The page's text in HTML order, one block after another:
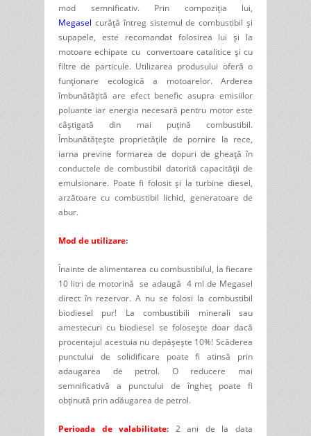
mod semnificativ. Prin compoziţia lui,
Megasel curăță întreg sistemul de combustibil și
supapele, este recomandat folosirea lui şi la
motoare echipate cu convertoare catalitice și cu
filtre de particule. Utilizarea produsului oferă o
funţionare ecologică a motoarelor. Arderea
îmbunătățită are efect benefic asupra emisiilor
poluante iar energia necesară pentru motor este
câştigată din mai puţină combustibil.
Îmbunătățește proprietățile de pornire la rece,
iarna previne formarea de dopuri de gheaţă în
conductele de combustibil datorită capacității de
emulsionare. Poate fi folosit şi la turbine diesel,
arzătoare cu combustibil lichid, generatoare de
abur.
Mod de utilizare:
Înainte de alimentarea cu combustibilul, la fiecare
10 litri de motorină se adaugă 4 ml de Megasel
direct în rezervor. A nu se folosi la combustibil
biodiesel pur! La combustibili minerali sau
amestecuri cu biodiesel se folosește doar dacă
procentajul acestuia nu depășește 10%! Scăderea
punctului de solidificare poate fi atinsă prin
adaugarea de petrol. O reducere mai
semnificativă a punctului de îngheț poate fi
obținută prin adăugarea de petrol.
Perioada de valabilitate: 2 ani de la data